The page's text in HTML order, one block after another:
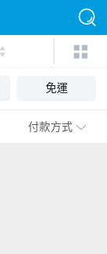
免運
付款方式